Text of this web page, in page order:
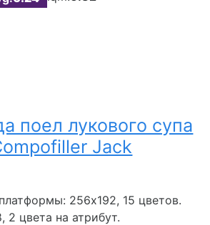
поел лукового супа
Jack
256х192, 15 цветов.
2 цвета на атрибут.